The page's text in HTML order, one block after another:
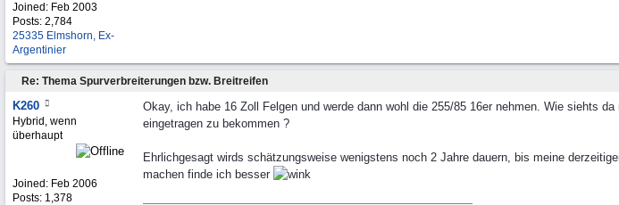
Joined: Feb 2003
Posts: 2,784
25335 Elmshorn, Ex-
Argentinier
Re: Thema Spurverbreiterungen bzw. Breitreifen
K260
Hybrid, wenn
überhaupt
Joined: Feb 2006
Posts: 1,378
Okay, ich habe 16 Zoll Felgen und werde dann wohl die 255/85 16er nehmen. Wie siehts
eingetragen zu bekommen ?
Ehrlichgesagt wirds schätzungsweise wenigstens noch 2 Jahre dauern, bis meine
machen finde ich besser